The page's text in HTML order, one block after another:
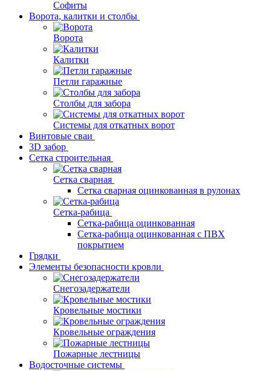
Софиты
Ворота, калитки и столбы
Ворота
Калитки
Петли гаражные
Столбы для забора
Системы для откатных ворот
Винтовые сваи
3D забор
Сетка строительная
Сетка сварная
Сетка сварная оцинкованная в рулонах
Сетка-рабица
Сетка-рабица оцинкованная
Сетка-рабица оцинкованная с ПВХ
покрытием
Грядки
Элементы безопасности кровли
Снегозадержатели
Кровельные мостики
Кровельные ограждения
Пожарные лестницы
Водосточные системы